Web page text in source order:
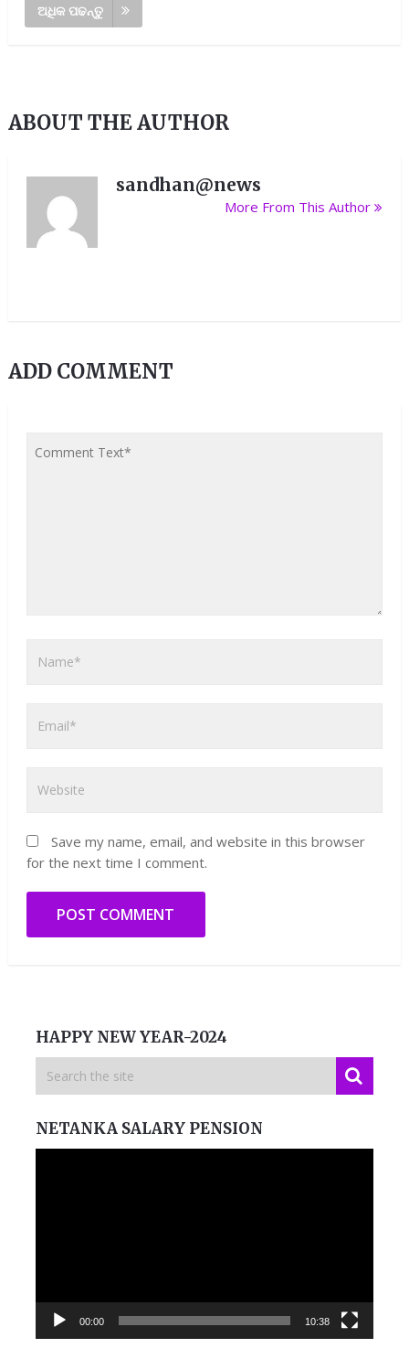
ଅଧିକ ପଢନ୍ତୁ
ABOUT THE AUTHOR
sandhan@news
More From This Author
ADD COMMENT
Save my name, email, and website in this browser
for the next time I comment.
HAPPY NEW YEAR-2024
NETANKA SALARY PENSION
00:00 10:38